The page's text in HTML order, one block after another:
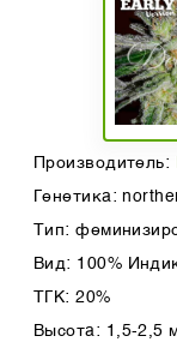
Производитель:
Генетика:
Тип:
Вид: 100%
ТГК: 20%
Высота: 1,5-2,5